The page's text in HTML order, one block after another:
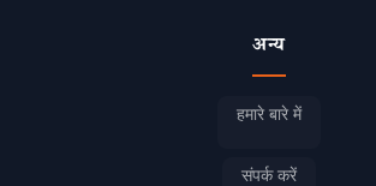
अन्य
हमारे बारे में
संपर्क करें